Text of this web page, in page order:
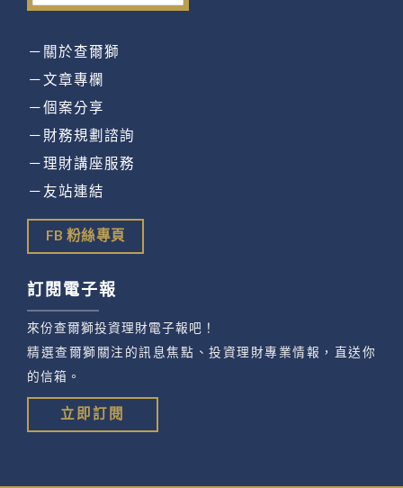
－關於查爾獅
－文章專欄
－個案分享
－財務規劃諮詢
－理財講座服務
－友站連結
FB 粉絲專頁
訂閱電子報
來份查爾獅投資理財電子報吧！
精選查爾獅關注的訊息焦點、投資理財專業情報，直送你
的信箱。
立即訂閱